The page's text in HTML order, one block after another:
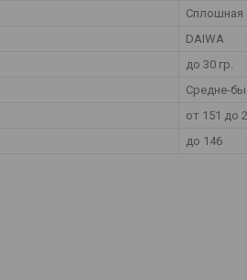
Сплошная
DAIWA
до 30 гр.
Средне-
от 151 до
до 146